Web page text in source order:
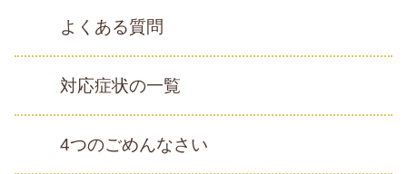
よくある質問
対応症状の一覧
4つのごめんなさい